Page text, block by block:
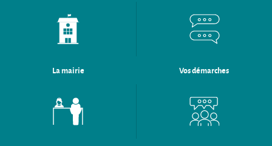
La mairie Vos démarches